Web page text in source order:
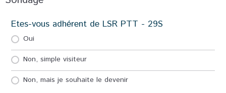
Etes-vous adhérent de LSR PTT - 29S
Oui
Non, simple visiteur
Non, mais je souhaite le devenir